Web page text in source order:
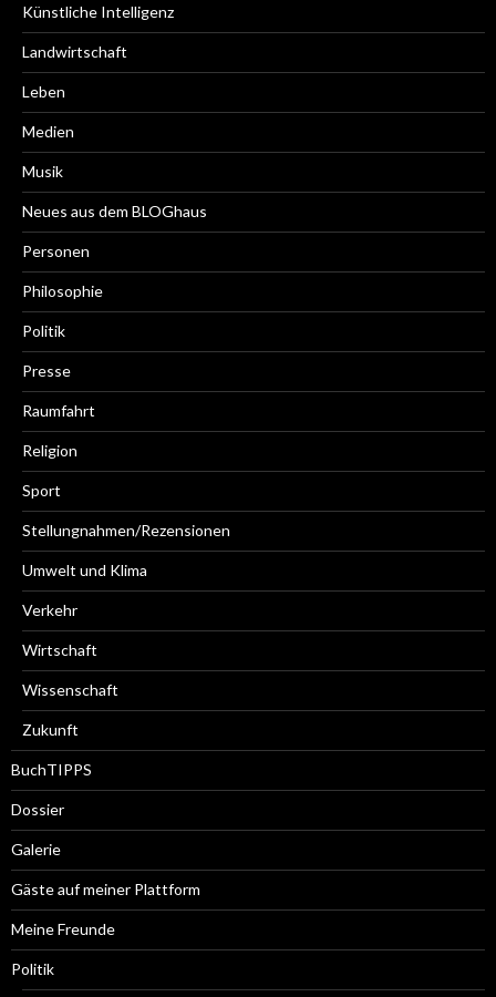
Künstliche Intelligenz
Landwirtschaft
Leben
Medien
Musik
Neues aus dem BLOGhaus
Personen
Philosophie
Politik
Presse
Raumfahrt
Religion
Sport
Stellungnahmen/Rezensionen
Umwelt und Klima
Verkehr
Wirtschaft
Wissenschaft
Zukunft
BuchTIPPS
Dossier
Galerie
Gäste auf meiner Plattform
Meine Freunde
Politik